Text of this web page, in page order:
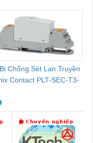
Chống Sét Lan Truyền
Contact PLT-SEC-T3-